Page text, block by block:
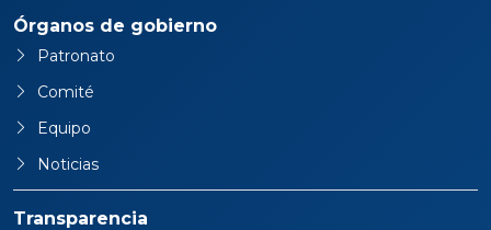
Órganos de gobierno
Patronato
Comité
Equipo
Noticias
Transparencia